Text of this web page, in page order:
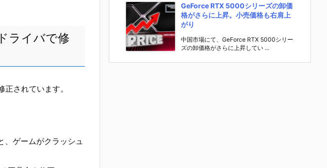
ライバで修
されています。
、ゲームがクラッシュ
GeForce RTX 5000シリーズの卸価
格がさらに上昇。小売価格も右肩上
がり
中国市場にて、GeForce RTX 5000シリー
ズの卸価格がさらに上昇してい ...